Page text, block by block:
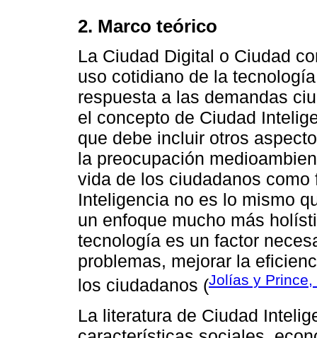
2. Marco teórico
La Ciudad Digital o Ciudad
uso cotidiano de la
respuesta a las demandas
el concepto de Ciudad
que debe incluir otros
la preocupación
vida de los ciudadanos
Inteligencia no es lo mismo
un enfoque mucho más
tecnología es un factor
problemas, mejorar la
los ciudadanos (Jolías y Prince,
La literatura de Ciudad